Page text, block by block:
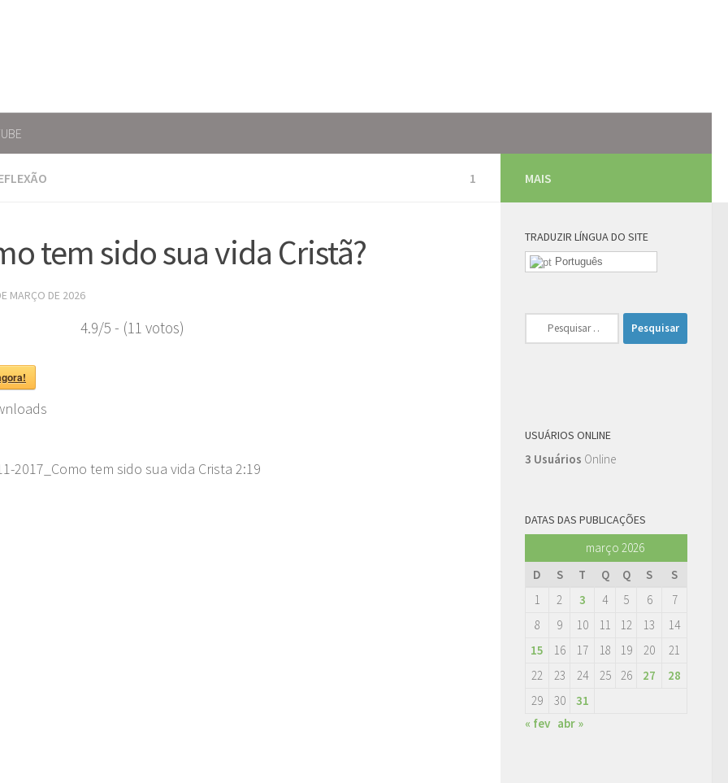
1
tem sido sua vida Cristã?
MARÇO DE 2026
4.9/5 - (11 votos)
2017_Como tem sido sua vida Crista 2:19
MAIS
TRADUZIR LÍNGUA DO SITE
Português
Pesquisar
por:
USUÁRIOS ONLINE
3 Usuários Online
DATAS DAS PUBLICAÇÕES
março 2026
D
S T Q Q S
S
1
2 3 4 5 6
7
8
9 10 11 12 13
14
15
16 17 18 19 20
21
22
23 24 25 26 27
28
29
30
31
« fev abr »